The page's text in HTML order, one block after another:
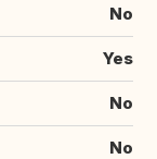
No
Yes
No
No